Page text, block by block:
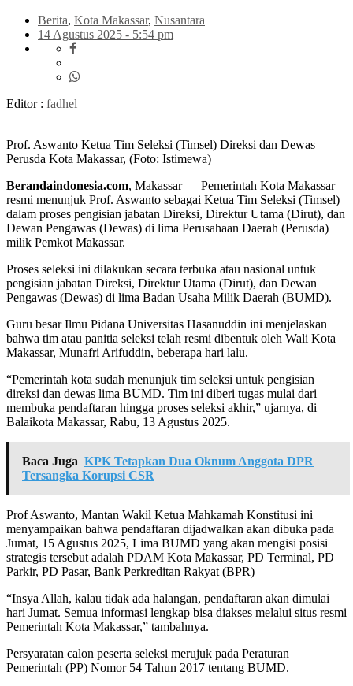
Berita, Kota Makassar, Nusantara
14 Agustus 2025 - 5:54 pm
Editor : fadhel
Prof. Aswanto Ketua Tim Seleksi (Timsel) Direksi dan Dewas
Perusda Kota Makassar, (Foto: Istimewa)
Berandaindonesia.com, Makassar — Pemerintah Kota Makassar
resmi menunjuk Prof. Aswanto sebagai Ketua Tim Seleksi (Timsel)
dalam proses pengisian jabatan Direksi, Direktur Utama (Dirut), dan
Dewan Pengawas (Dewas) di lima Perusahaan Daerah (Perusda)
milik Pemkot Makassar.
Proses seleksi ini dilakukan secara terbuka atau nasional untuk
pengisian jabatan Direksi, Direktur Utama (Dirut), dan Dewan
Pengawas (Dewas) di lima Badan Usaha Milik Daerah (BUMD).
Guru besar Ilmu Pidana Universitas Hasanuddin ini menjelaskan
bahwa tim atau panitia seleksi telah resmi dibentuk oleh Wali Kota
Makassar, Munafri Arifuddin, beberapa hari lalu.
“Pemerintah kota sudah menunjuk tim seleksi untuk pengisian
direksi dan dewas lima BUMD. Tim ini diberi tugas mulai dari
membuka pendaftaran hingga proses seleksi akhir,” ujarnya, di
Balaikota Makassar, Rabu, 13 Agustus 2025.
Baca Juga KPK Tetapkan Dua Oknum Anggota DPR
Tersangka Korupsi CSR
Prof Aswanto, Mantan Wakil Ketua Mahkamah Konstitusi ini
menyampaikan bahwa pendaftaran dijadwalkan akan dibuka pada
Jumat, 15 Agustus 2025, Lima BUMD yang akan mengisi posisi
strategis tersebut adalah PDAM Kota Makassar, PD Terminal, PD
Parkir, PD Pasar, Bank Perkreditan Rakyat (BPR)
“Insya Allah, kalau tidak ada halangan, pendaftaran akan dimulai
hari Jumat. Semua informasi lengkap bisa diakses melalui situs resmi
Pemerintah Kota Makassar,” tambahnya.
Persyaratan calon peserta seleksi merujuk pada Peraturan
Pemerintah (PP) Nomor 54 Tahun 2017 tentang BUMD.